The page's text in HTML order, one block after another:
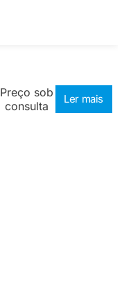
Preço sob
consulta
Ler mais